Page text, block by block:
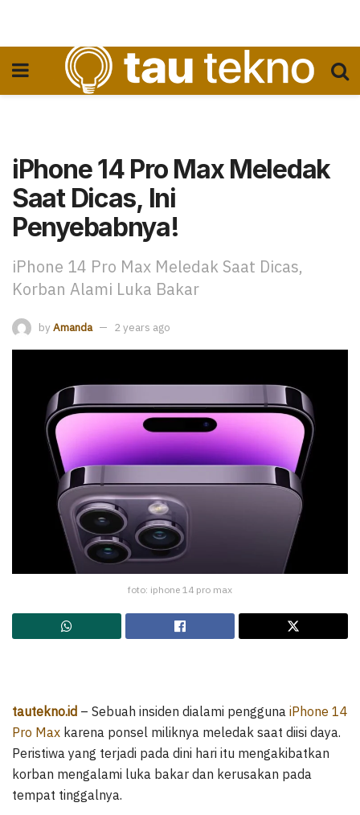
iPhone 14 Pro Max Meledak
Saat Dicas, Ini
Penyebabnya!
iPhone 14 Pro Max Meledak Saat Dicas,
Korban Alami Luka Bakar
by Amanda 2 years ago
foto: iphone 14 pro max
tautekno.id – Sebuah insiden dialami pengguna iPhone 14
Pro Max karena ponsel miliknya meledak saat diisi daya.
Peristiwa yang terjadi pada dini hari itu mengakibatkan
korban mengalami luka bakar dan kerusakan pada
tempat tinggalnya.